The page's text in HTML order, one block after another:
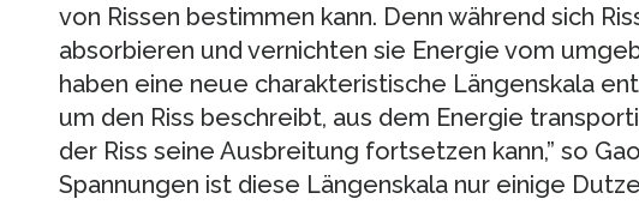
von Rissen bestimmen kann. Denn während sich
absorbieren und vernichten sie Energie vom
haben eine neue charakteristische Längenskala
um den Riss beschreibt, aus dem Energie
der Riss seine Ausbreitung fortsetzen kann,” so
Spannungen ist diese Längenskala nur einige